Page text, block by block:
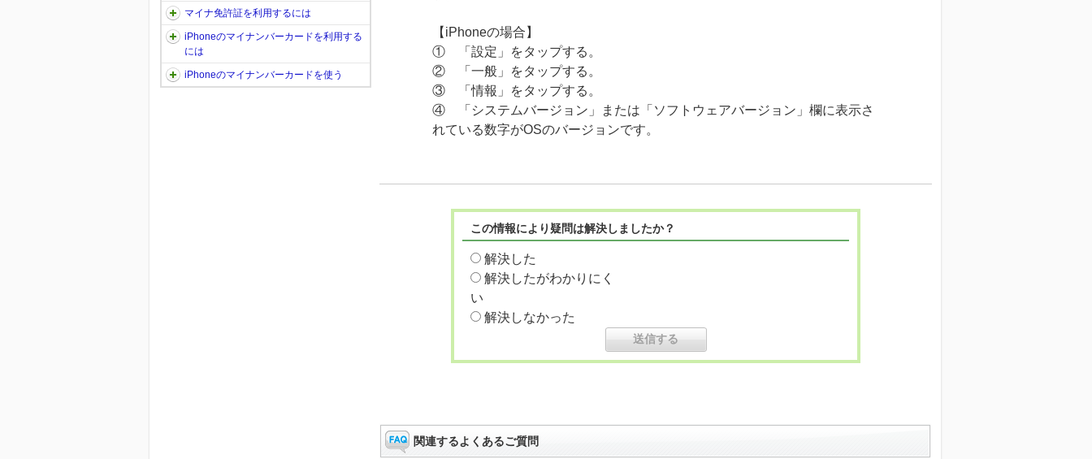
マイナ免許証を利用するには
iPhoneのマイナンバーカードを利用する
には
iPhoneのマイナンバーカードを使う
【iPhoneの場合】
① 「設定」をタップする。
② 「一般」をタップする。
③ 「情報」をタップする。
④ 「システムバージョン」または「ソフトウェアバージョン」欄に表示さ
れている数字がOSのバージョンです。
この情報により疑問は解決しましたか？
解決した
解決したがわかりにく
い
解決しなかった
関連するよくあるご質問